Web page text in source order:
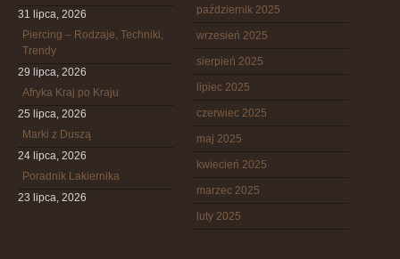
31 lipca, 2026
Piercing – Rodzaje, Techniki,
Trendy
29 lipca, 2026
Afryka Kraj po Kraju
25 lipca, 2026
Marki z Duszą
24 lipca, 2026
Poradnik Lakiernika
23 lipca, 2026
październik 2025
wrzesień 2025
sierpień 2025
lipiec 2025
czerwiec 2025
maj 2025
kwiecień 2025
marzec 2025
luty 2025